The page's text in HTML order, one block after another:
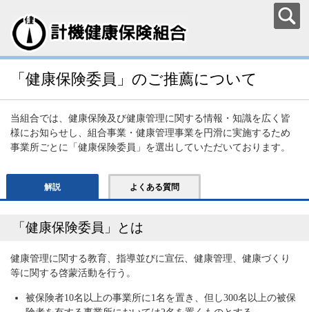
「健康保険委員」のご推薦について
当組合では、健康保険及び健康管理に関する情報・知識を広く皆
様にお知らせし、組合事業・健康管理事業を円滑に実施するため
事業所ごとに「健康保険委員」を選出していただいております。
解説 よくある質問
「健康保険委員」とは
健康管理に関する教育、指導並びに宣伝、健康管理、健康づくり
等に関する啓蒙活動を行う。
被保険者10名以上の事業所に1名を置き、但し300名以上の被保